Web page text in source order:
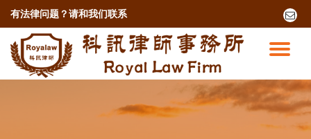
有法律问题？请和我们联系
fa-
o
切
换
导